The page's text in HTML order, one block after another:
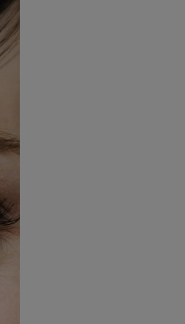
celów identyfikacji.
reklam i treści,